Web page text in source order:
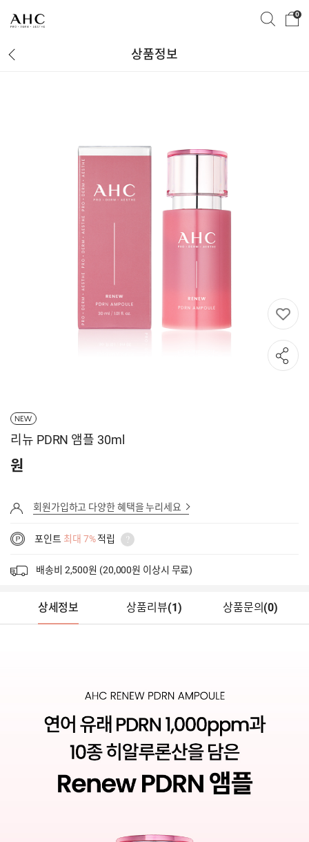
0
상품정보
NEW
리뉴 PDRN 앰플 30ml
원
회원가입하고 다양한 혜택을 누리세요
포인트 최대 7%적립
배송비 2,500원 (20,000원 이상시 무료)
상세정보 상품리뷰(1) 상품문의 (0)